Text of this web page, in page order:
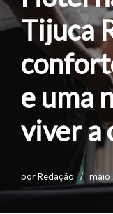
Tijuca
e uma
viver a
por Redação maio